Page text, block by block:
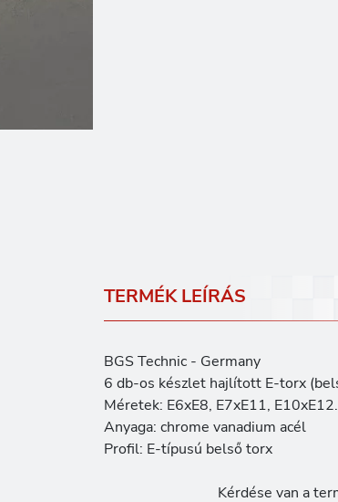
TERMÉK LEÍRÁS
BGS Technic - Germany
6 db-os készlet hajlított E-torx
Méretek: E6xE8, E7xE11,
Anyaga: chrome vanadium acél
Profil: E-típusú belső torx
Kérdése van a